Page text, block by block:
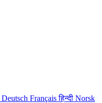
Deutsch Françaisहिन्दी Norsk